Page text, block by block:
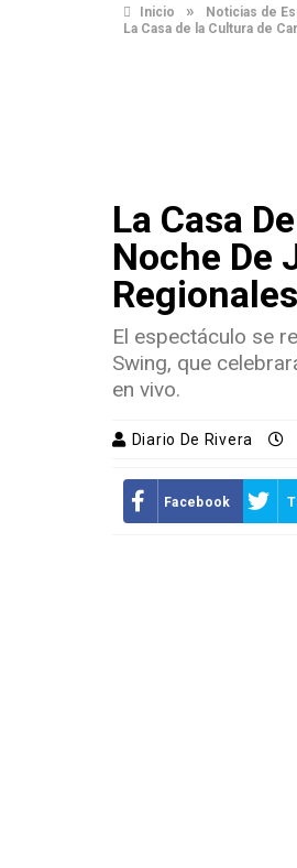
Inicio » Noticias de
La Casa de la Cultura de
La Casa
Noche De
Regionales
El espectáculo se
Swing, que
en vivo.
Diario De Rivera
Facebook